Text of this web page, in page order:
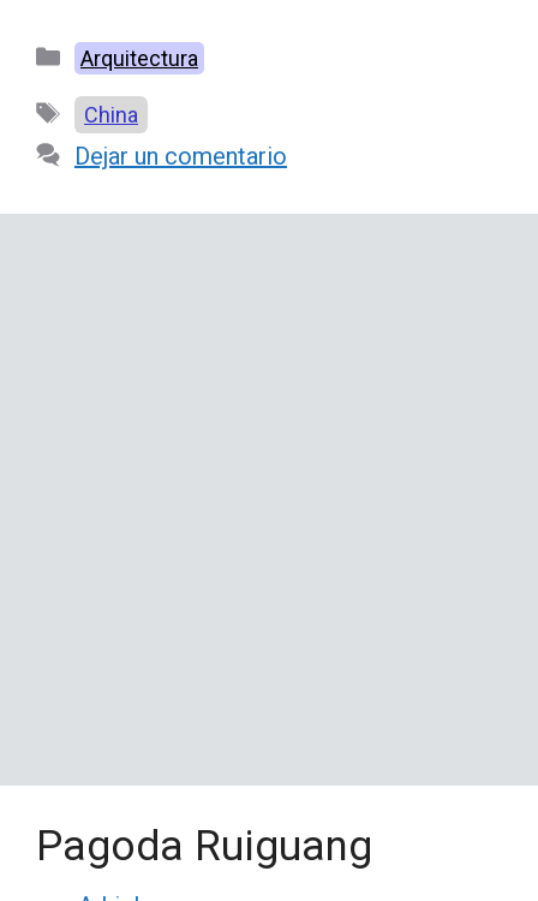
Categorías
Arquitectura
Etiquetas
China
Dejar un comentario
Pagoda Ruiguang